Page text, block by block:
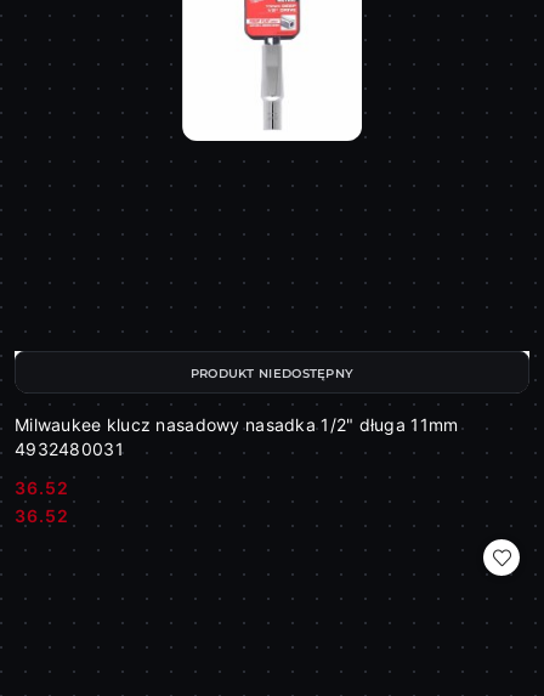
Milwaukee klucz nasadowy nasadka 1/2" długa 11mm
4932480031
Cena:
36.52
Cena:
36.52
PRODUKT NIEDOSTĘPNY